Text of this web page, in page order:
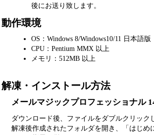
後にお送り致します。
動作環境
OS：Windows 8/Windows10/11 日本語版
CPU：Pentium MMX 以上
メモリ：512MB 以上
解凍・インストール方法
メールマジックプロフェッショナル
ダウンロード後、ファイルをダブルクリック
解凍後作成されたフォルダを開き、「はじめ